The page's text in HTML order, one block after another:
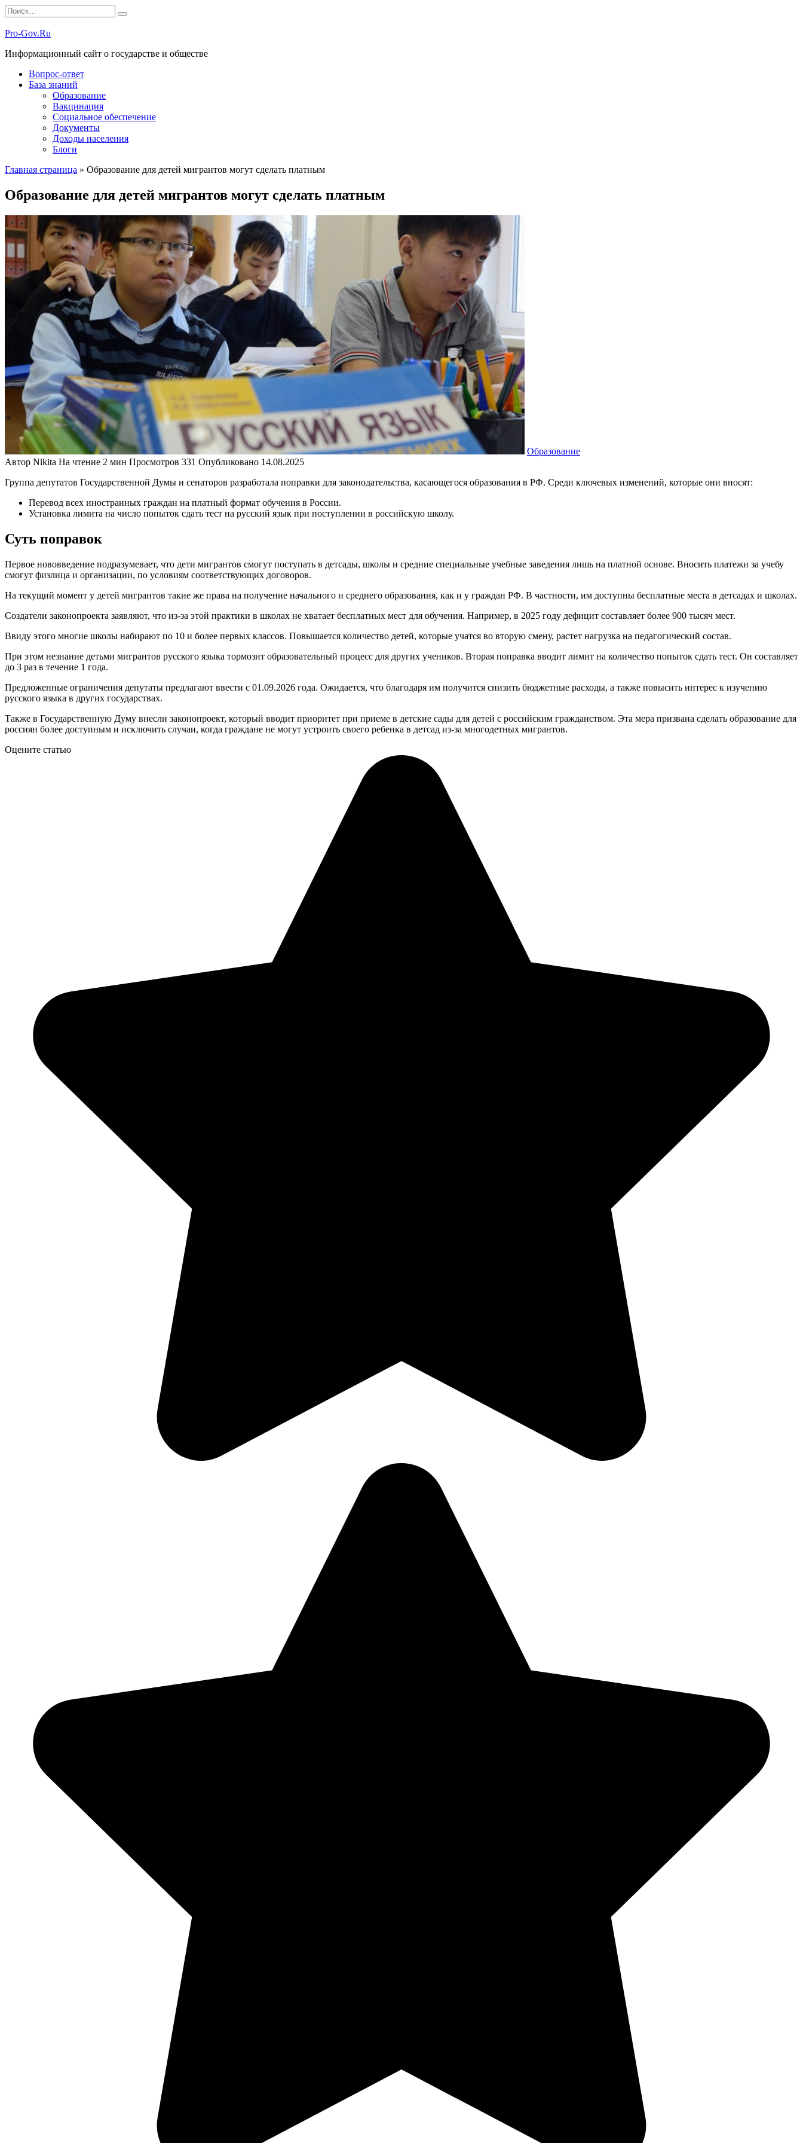
Перейти
к
содержанию
Search
for:
Pro-Gov.Ru
Информационный сайт о государстве и обществе
Вопрос-ответ
База знаний
Образование
Вакцинация
Социальное обеспечение
Документы
Доходы населения
Блоги
Главная страница » Образование для детей мигрантов могут сделать платным
Образование для детей мигрантов могут сделать платным
Образование
Автор Nikita На чтение 2 мин Просмотров 331 Опубликовано 14.08.2025
Группа депутатов Государственной Думы и сенаторов разработала поправки для законодательства, касающегося образования в РФ. Среди ключевых изменений, которые они вносят:
Перевод всех иностранных граждан на платный формат обучения в России.
Установка лимита на число попыток сдать тест на русский язык при поступлении в российскую школу.
Суть поправок
Первое нововведение подразумевает, что дети мигрантов смогут поступать в детсады, школы и средние специальные учебные заведения лишь на платной основе. Вносить платежи за учебу
смогут физлица и организации, по условиям соответствующих договоров.
На текущий момент у детей мигрантов такие же права на получение начального и среднего образования, как и у граждан РФ. В частности, им доступны бесплатные места в детсадах и школах.
Создатели законопроекта заявляют, что из-за этой практики в школах не хватает бесплатных мест для обучения. Например, в 2025 году дефицит составляет более 900 тысяч мест.
Ввиду этого многие школы набирают по 10 и более первых классов. Повышается количество детей, которые учатся во вторую смену, растет нагрузка на педагогический состав.
При этом незнание детьми мигрантов русского языка тормозит образовательный процесс для других учеников. Вторая поправка вводит лимит на количество попыток сдать тест. Он составляет
до 3 раз в течение 1 года.
Предложенные ограничения депутаты предлагают ввести с 01.09.2026 года. Ожидается, что благодаря им получится снизить бюджетные расходы, а также повысить интерес к изучению
русского языка в других государствах.
Также в Государственную Думу внесли законопроект, который вводит приоритет при приеме в детские сады для детей с российским гражданством. Эта мера призвана сделать образование для
россиян более доступным и исключить случаи, когда граждане не могут устроить своего ребенка в детсад из-за многодетных мигрантов.
Оцените статью